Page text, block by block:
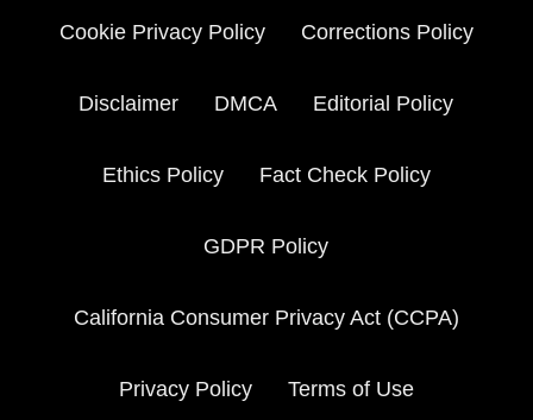
Cookie Privacy Policy Corrections Policy
Disclaimer DMCA Editorial Policy
Ethics Policy Fact Check Policy
GDPR Policy
California Consumer Privacy Act (CCPA)
Privacy Policy Terms of Use